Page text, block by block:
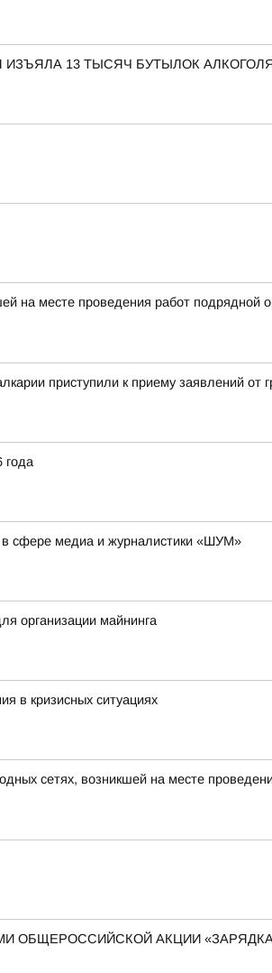
13 ТЫСЯЧ БУТЫЛОК
на месте проведения работ подрядной
приступили к приему заявлений от
года
сфере медиа и журналистики «ШУМ»
организации майнинга
в кризисных ситуациях
сетях, возникшей на месте
ОБЩЕРОССИЙСКОЙ АКЦИИ